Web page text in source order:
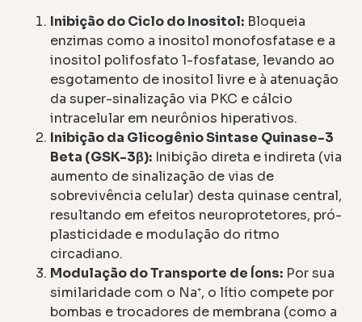
Inibição do Ciclo do Inositol: Bloqueia
enzimas como a inositol monofosfatase e a
inositol polifosfato 1-fosfatase, levando ao
esgotamento de inositol livre e à atenuação
da super-sinalização via PKC e cálcio
intracelular em neurônios hiperativos.
Inibição da Glicogênio Sintase Quinase-3
Beta (GSK-3β): Inibição direta e indireta (via
aumento de sinalização de vias de
sobrevivência celular) desta quinase central,
resultando em efeitos neuroprotetores, pró-
plasticidade e modulação do ritmo
circadiano.
Modulação do Transporte de Íons: Por sua
similaridade com o Na⁺, o lítio compete por
bombas e trocadores de membrana (como a